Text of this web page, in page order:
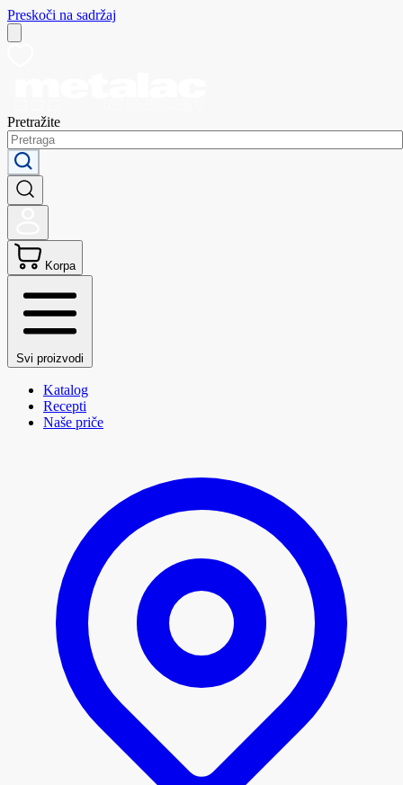
Preskoči na sadržaj
Pretražite
Korpa
Svi proizvodi
Katalog
Recepti
Naše priče